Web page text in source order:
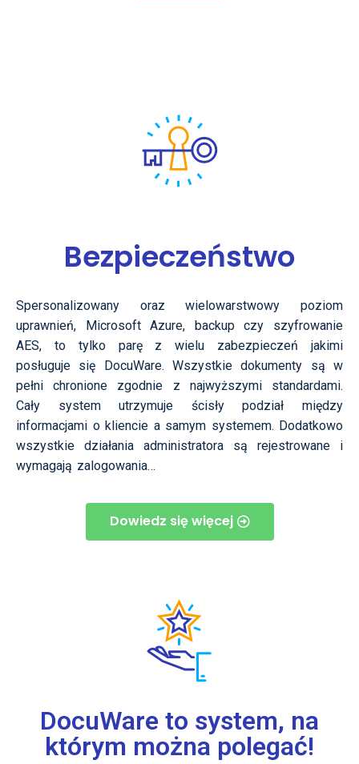
Bezpieczeństwo
Spersonalizowany oraz wielowarstwowy poziom
uprawnień, MicrosoftAzure, backup czy szyfrowanie
AES, to tylko parę z wielu zabezpieczeń jakimi
posługuje się DocuWare. Wszystkie dokumenty są w
pełni chronione zgodnie z najwyższymi standardami.
Cały system utrzymuje ścisły podział między
informacjami o kliencie a samym systemem. Dodatkowo
wszystkie działania administratora są rejestrowane i
wymagają zalogowania…
Dowiedz się więcej
DocuWare to system, na
którym można polegać!